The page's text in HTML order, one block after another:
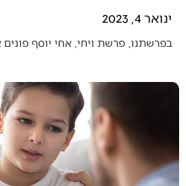
ינואר 4, 2023
בפרשתנו, פרשת ויחי, אחי יוסף פונים